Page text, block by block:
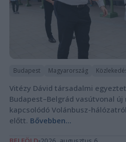
Budapest Magyarország
Vitézy Dávid társadalmi
Budapest–Belgrád vasútvonal
kapcsolódó Volánbusz-
előtt. Bővebben...